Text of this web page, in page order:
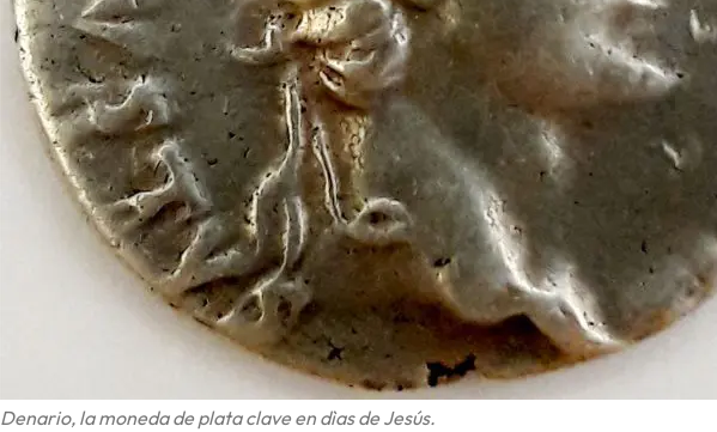
Denario, la moneda de plata clave en dìas de Jesús.